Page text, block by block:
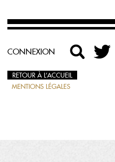
CONNEXION
RETOUR À L’ACCUEIL
MENTIONS LÉGALES